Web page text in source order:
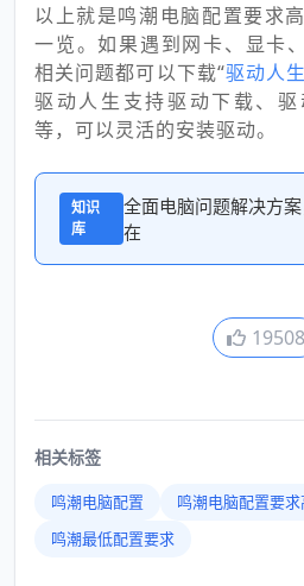
以上就是鸣潮电脑配置要求
一览。如果遇到网卡、显卡
相关问题都可以下载“驱动人
驱动人生支持驱动下载、
等，可以灵活的安装驱动。
知识
库
全面电脑问题解决方
在
19508
相关标签
鸣潮电脑配置 鸣潮电脑配置要
鸣潮最低配置要求